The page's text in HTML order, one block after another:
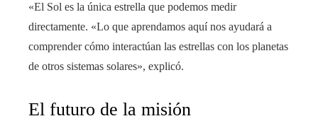
«El Sol es la única estrella que podemos medir
directamente. «Lo que aprendamos aquí nos ayudará a
comprender cómo interactúan las estrellas con los planetas
de otros sistemas solares», explicó.
El futuro de la misión